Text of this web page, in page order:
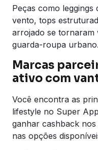
Peças como
vento, tops
arrojado se tornaram
guarda-roupa urbano.
Marcas
ativo com
Você encontra as
lifestyle no Super
ganhar cashback nos
nas opções